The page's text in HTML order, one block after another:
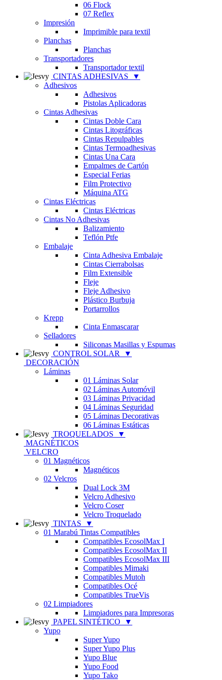
06 Flock
07 Reflex
Impresión
Imprimible para textil
Planchas
Planchas
Transportadores
Transportador textil
CINTAS ADHESIVAS
▼
Adhesivos
Adhesivos
Pistolas Aplicadoras
Cintas Adhesivas
Cintas Doble Cara
Cintas Litográficas
Cintas Repulpables
Cintas Termoadhesivas
Cintas Una Cara
Empalmes de Cartón
Especial Ferias
Film Protectivo
Máquina ATG
Cintas Eléctricas
Cintas Eléctricas
Cintas No Adhesivas
Balizamiento
Teflón Ptfe
Embalaje
Cinta Adhesiva Embalaje
Cintas Cierrabolsas
Film Extensible
Fleje
Fleje Adhesivo
Plástico Burbuja
Portarrollos
Krepp
Cinta Enmascarar
Selladores
Siliconas Masillas y Espumas
CONTROL SOLAR
▼
DECORACIÓN
Láminas
01 Láminas Solar
02 Láminas Automóvil
03 Láminas Privacidad
04 Láminas Seguridad
05 Láminas Decorativas
06 Láminas Estáticas
TROQUELADOS
▼
MAGNÉTICOS
VELCRO
01 Magnéticos
Magnéticos
02 Velcros
Dual Lock 3M
Velcro Adhesivo
Velcro Coser
Velcro Troquelado
TINTAS
▼
01 Marabú Tintas Compatibles
Compatibles EcosolMax I
Compatibles EcosolMax II
Compatibles EcosolMax III
Compatibles Mimaki
Compatibles Mutoh
Compatibles Océ
Compatibles TrueVis
02 Limpiadores
Limpiadores para Impresoras
PAPEL SINTÉTICO
▼
Yupo
Super Yupo
Super Yupo Plus
Yupo Blue
Yupo Food
Yupo Tako